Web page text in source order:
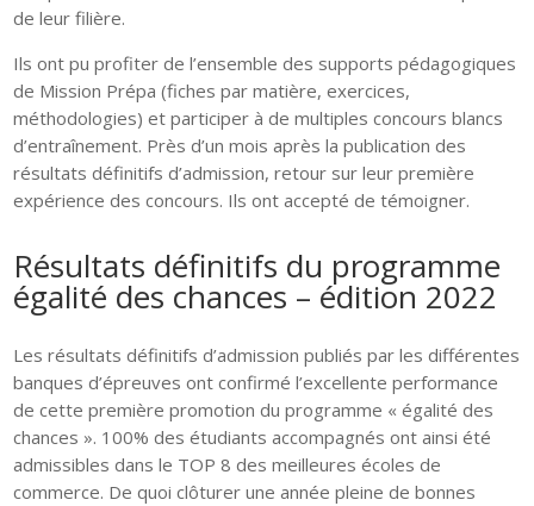
de leur filière.
Ils ont pu profiter de l’ensemble des supports pédagogiques
de Mission Prépa (fiches par matière, exercices,
méthodologies) et participer à de multiples concours blancs
d’entraînement. Près d’un mois après la publication des
résultats définitifs d’admission, retour sur leur première
expérience des concours. Ils ont accepté de témoigner.
Résultats définitifs du programme
égalité des chances – édition 2022
Les résultats définitifs d’admission publiés par les différentes
banques d’épreuves ont confirmé l’excellente performance
de cette première promotion du programme « égalité des
chances ». 100% des étudiants accompagnés ont ainsi été
admissibles dans le TOP 8 des meilleures écoles de
commerce. De quoi clôturer une année pleine de bonnes